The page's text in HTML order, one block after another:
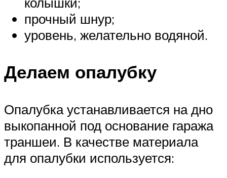
прочный шнур;
уровень, желательно водяной.
Делаем опалубку
Опалубка устанавливается на дно
выкопанной под основание гаража
траншеи. В качестве материала
для опалубки используется: